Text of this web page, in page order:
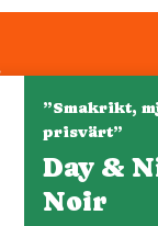
drivs av
”Smakrikt,
prisvärt”
Day &
Noir